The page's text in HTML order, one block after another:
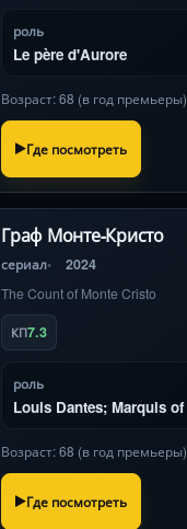
роль
Le père d'Aurore
Возраст: 68 (в год премьеры)
Где посмотреть
Граф Монте-Кристо
сериал 2024
The Count of Monte Cristo
КП7.3
роль
Louis Dantes; Marquis
Возраст: 68 (в год премьеры)
Где посмотреть